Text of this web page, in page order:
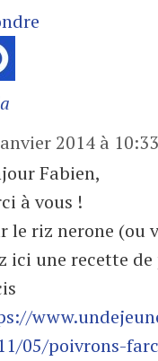
2014 à
Fabien,
à vous !
le riz nerone (ou
ici une recette
05/poivrons-